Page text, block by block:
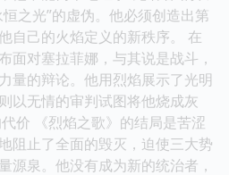
之光”的虚伪。他必须创造出第
己的火焰定义的新秩序。 在
面对塞拉菲娜，与其说是战斗，
量的辩论。他用烈焰展示了光明
以无情的审判试图将他烧成灰
价 《烈焰之歌》的结局是苦涩
阻止了全面的毁灭，迫使三大势
源泉。他没有成为新的统治者，